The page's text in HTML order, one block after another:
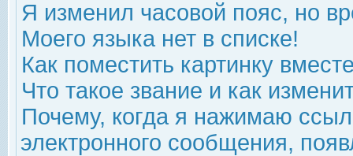
Я изменил часовой пояс, но
Моего языка нет в списке!
Как поместить картинку
Что такое звание и как
Почему, когда я нажимаю
электронного сообщения,